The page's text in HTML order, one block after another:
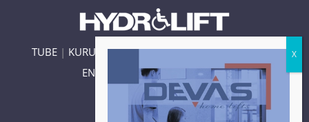
TUBE | KURUMSAL|ÜRÜNLER|BLOG|İLETİŞİM|
ENGELLİ ASANSÖRÜ KAYSERİ|